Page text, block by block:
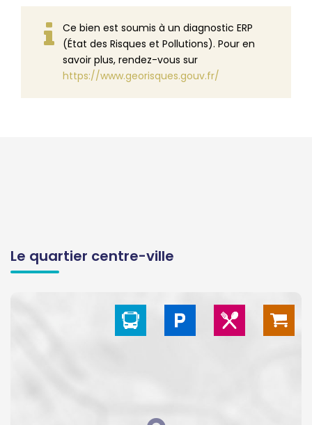
Ce bien est soumis à un diagnostic ERP
(État des Risques et Pollutions). Pour en
savoir plus, rendez-vous sur
https://www.georisques.gouv.fr/
Le quartier centre-ville